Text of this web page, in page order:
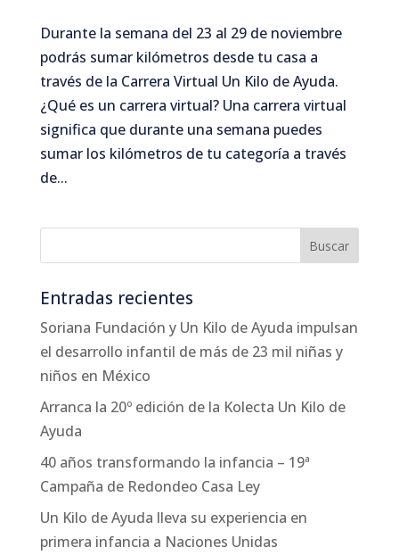
Durante la semana del 23 al 29 de noviembre
podrás sumar kilómetros desde tu casa a
través de la Carrera Virtual Un Kilo de Ayuda.
¿Qué es un carrera virtual? Una carrera virtual
significa que durante una semana puedes
sumar los kilómetros de tu categoría a través
de...
Entradas recientes
Soriana Fundación y Un Kilo de Ayuda impulsan
el desarrollo infantil de más de 23 mil niñas y
niños en México
Arranca la 20º edición de la Kolecta Un Kilo de
Ayuda
40 años transformando la infancia – 19ª
Campaña de Redondeo Casa Ley
Un Kilo de Ayuda lleva su experiencia en
primera infancia a Naciones Unidas